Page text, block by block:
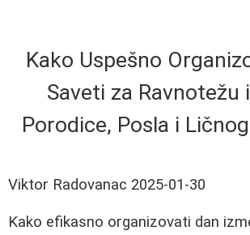
Kako Uspešno
Saveti za Ravnotežu
Porodice, Posla i
Viktor Radovanac 2025-01-30
Kako efikasno organizovati dan